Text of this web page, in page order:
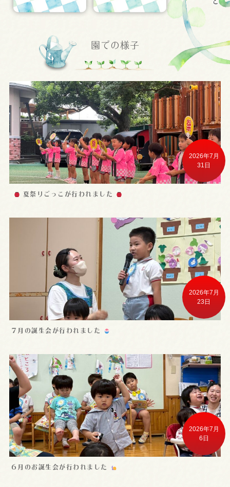
園での様子
2026年7月
31日
夏祭りごっこが行われました
2026年7月
23日
７月の誕生会が行われました
2026年7月
6日
６月のお誕生会が行われました